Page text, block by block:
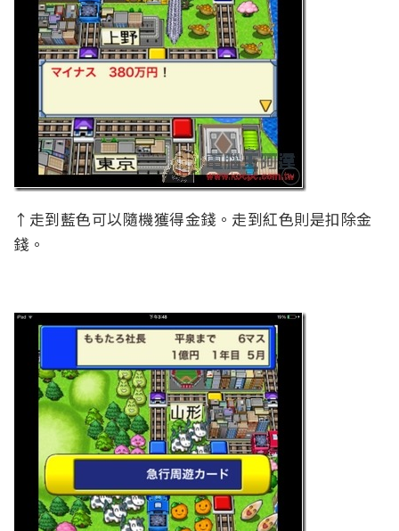
↑走到藍色可以隨機獲得金錢。走到紅色則是扣除金
錢。